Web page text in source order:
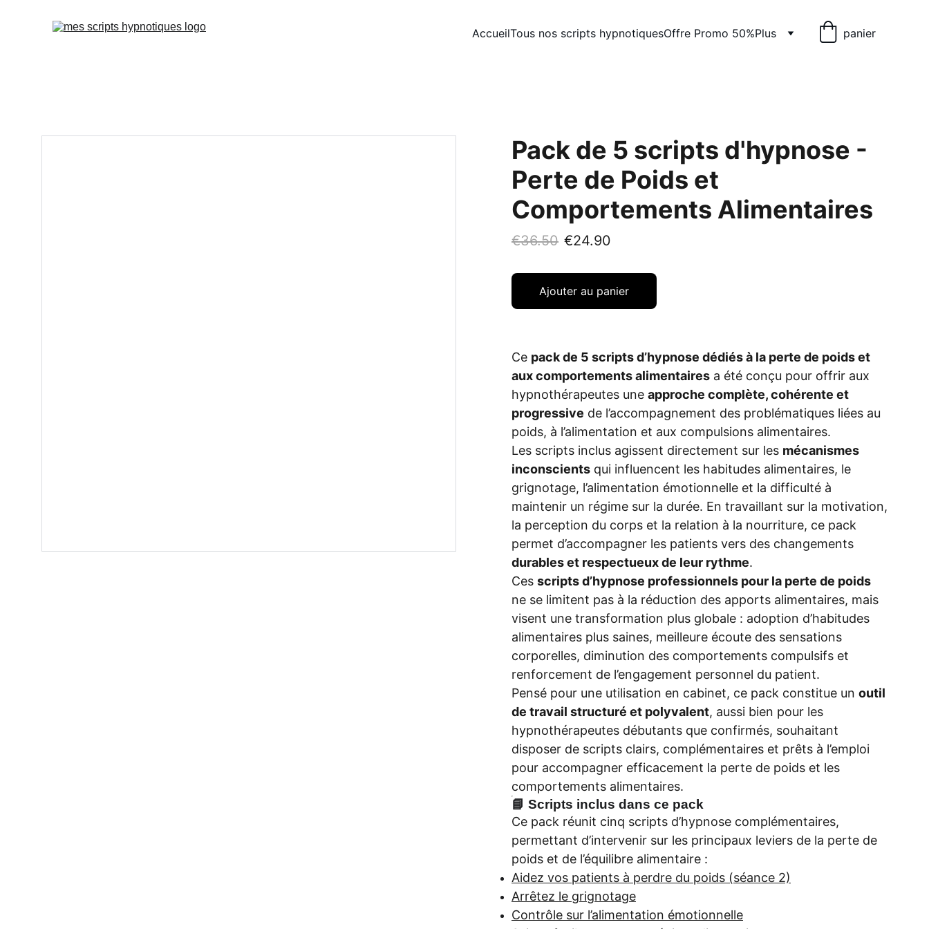
AccueilTous nos scripts hypnotiquesOffre Promo 50%Plus panier
Pack de 5 scripts d'hypnose -
Perte de Poids et
Comportements Alimentaires
€36.50 €24.90
Ajouter au panier
Ce pack de 5 scripts d’hypnose dédiés à la perte de poids et
aux comportements alimentaires a été conçu pour offrir aux
hypnothérapeutes une approche complète, cohérente et
progressive de l’accompagnement des problématiques liées au
poids, à l’alimentation et aux compulsions alimentaires.
Les scripts inclus agissent directement sur les mécanismes
inconscients qui influencent les habitudes alimentaires, le
grignotage, l’alimentation émotionnelle et la difficulté à
maintenir un régime sur la durée. En travaillant sur la motivation,
la perception du corps et la relation à la nourriture, ce pack
permet d’accompagner les patients vers des changements
durables et respectueux de leur rythme.
Ces scripts d’hypnose professionnels pour la perte de poids
ne se limitent pas à la réduction des apports alimentaires, mais
visent une transformation plus globale : adoption d’habitudes
alimentaires plus saines, meilleure écoute des sensations
corporelles, diminution des comportements compulsifs et
renforcement de l’engagement personnel du patient.
Pensé pour une utilisation en cabinet, ce pack constitue un outil
de travail structuré et polyvalent, aussi bien pour les
hypnothérapeutes débutants que confirmés, souhaitant
disposer de scripts clairs, complémentaires et prêts à l’emploi
pour accompagner efficacement la perte de poids et les
comportements alimentaires.
📘 Scripts inclus dans ce pack
Ce pack réunit cinq scripts d’hypnose complémentaires,
permettant d’intervenir sur les principaux leviers de la perte de
poids et de l’équilibre alimentaire :
Aidez vos patients à perdre du poids (séance 2)
Arrêtez le grignotage
Contrôle sur l’alimentation émotionnelle